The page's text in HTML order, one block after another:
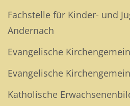
Fachstelle für Kinder- und
Andernach
Evangelische
Evangelische
Katholische